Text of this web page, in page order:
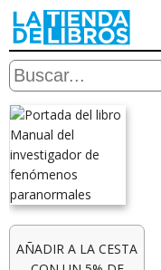
AÑADIR A LA CESTA